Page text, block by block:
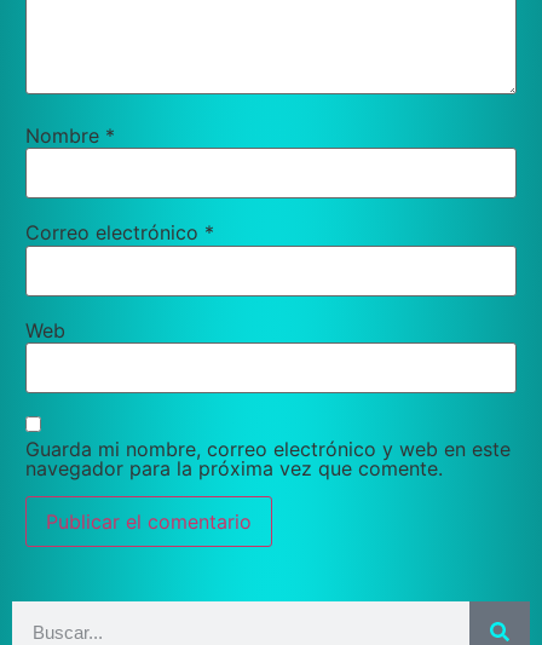
Nombre *
Correo electrónico *
Web
Guarda mi nombre, correo electrónico y web en este
navegador para la próxima vez que comente.